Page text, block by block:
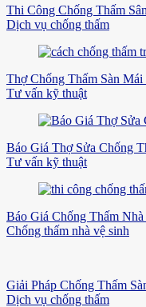
Thi Công Chống Thấm
Dịch vụ chống thấm
Thợ Chống Thấm Sàn
Tư vấn kỹ thuật
Báo Giá Thợ Sửa Chống
Tư vấn kỹ thuật
Báo Giá Chống Thấm
Chống thấm nhà vệ sinh
Giải Pháp Chống Thấm
Dịch vụ chống thấm